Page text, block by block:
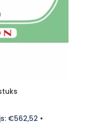
€562,52 •